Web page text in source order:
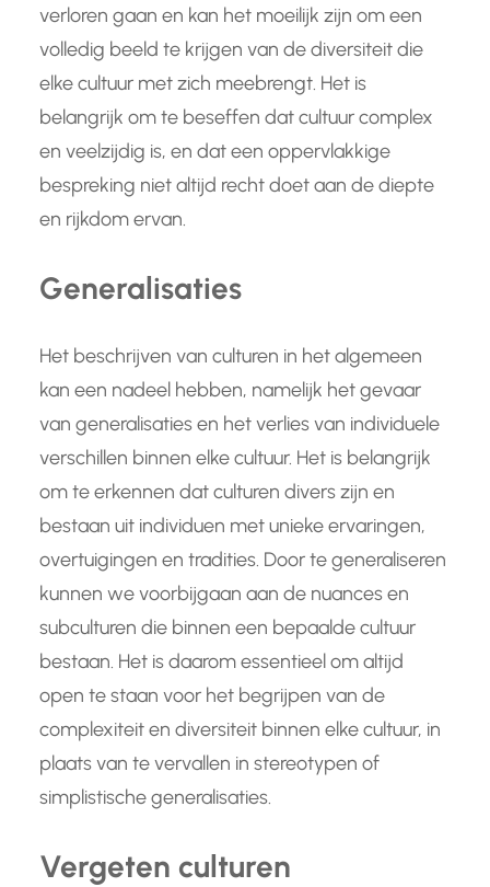
verloren gaan en kan het moeilijk zijn om een
volledig beeld te krijgen van de diversiteit die
elke cultuur met zich meebrengt. Het is
belangrijk om te beseffen dat cultuur complex
en veelzijdig is, en dat een oppervlakkige
bespreking niet altijd recht doet aan de diepte
en rijkdom ervan.
Generalisaties
Het beschrijven van culturen in het algemeen
kan een nadeel hebben, namelijk het gevaar
van generalisaties en het verlies van individuele
verschillen binnen elke cultuur. Het is belangrijk
om te erkennen dat culturen divers zijn en
bestaan uit individuen met unieke ervaringen,
overtuigingen en tradities. Door te generaliseren
kunnen we voorbijgaan aan de nuances en
subculturen die binnen een bepaalde cultuur
bestaan. Het is daarom essentieel om altijd
open te staan voor het begrijpen van de
complexiteit en diversiteit binnen elke cultuur, in
plaats van te vervallen in stereotypen of
simplistische generalisaties.
Vergeten culturen